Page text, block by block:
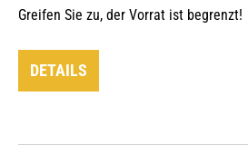
Greifen Sie zu, der Vorrat ist begrenzt!
DETAILS